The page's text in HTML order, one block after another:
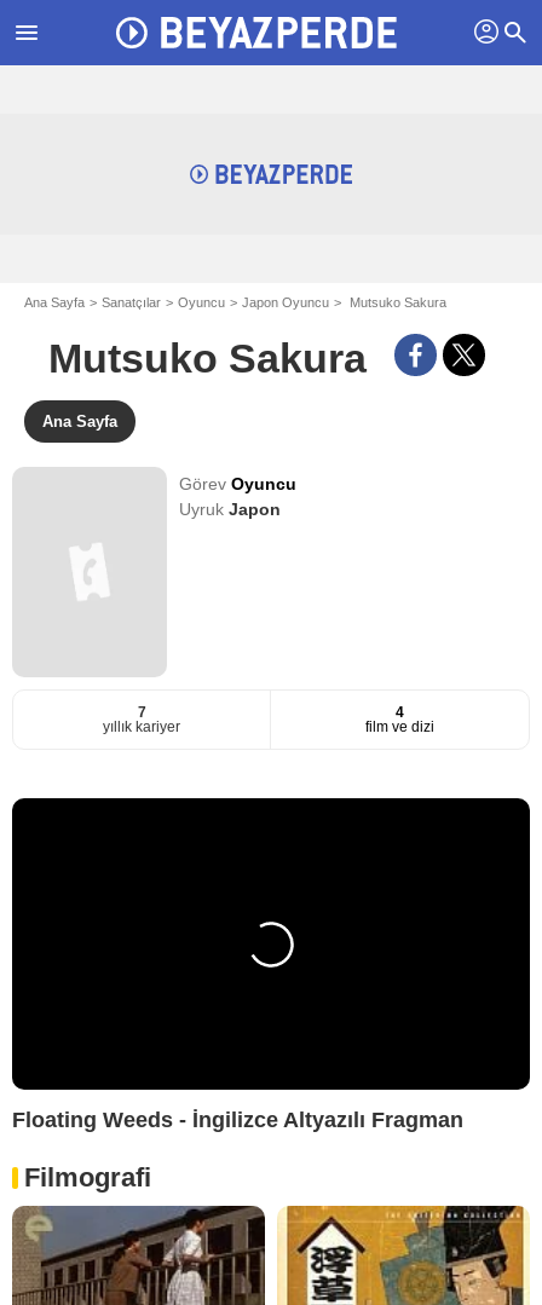
menu profil search
Ana Sayfa Sanatçılar Oyuncu Japon Oyuncu Mutsuko Sakura
Mutsuko Sakura
Ana Sayfa
GörevOyuncu
UyrukJapon
7
yıllık kariyer
4
film ve dizi
Floating Weeds - İngilizce Altyazılı Fragman
Filmografi